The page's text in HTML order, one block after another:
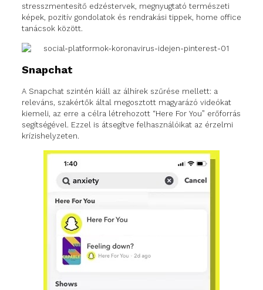
stresszmentesítő edzéstervek, megnyugtató természeti
képek, pozitív gondolatok és rendrakási tippek, home office
tanácsok között.
Snapchat
A Snapchat szintén kiáll az álhírek szűrése mellett: a
releváns, szakértők által megosztott magyarázó videókat
kiemeli, az erre a célra létrehozott “Here For You” erőforrás
segítségével. Ezzel is átsegítve felhasználóikat az érzelmi
krízishelyzeten.